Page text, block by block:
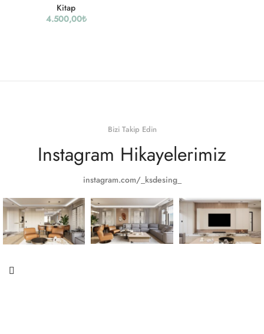
Kitap
4.500,00₺
Bizi Takip Edin
Instagram Hikayelerimiz
instagram.com/_ksdesing_